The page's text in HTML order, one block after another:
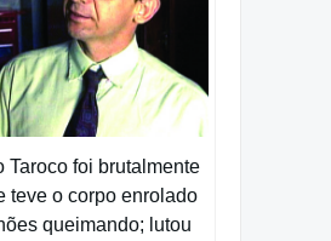
Taroco foi brutalmente
teve o corpo enrolado
queimando; lutou